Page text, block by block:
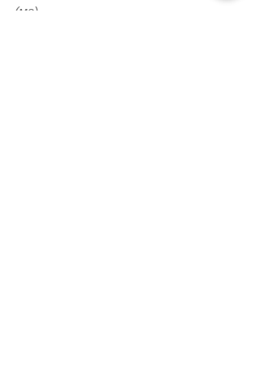
(мг)